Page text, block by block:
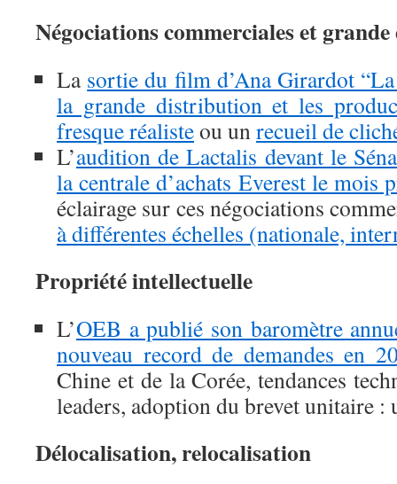
Négociations commerciales et
La sortie du film d’Ana Girardot
la grande distribution et les
fresque réalisteou unrecueil de
L’audition de Lactalis devant le
la centrale d’achats Everest le mois
éclairage sur ces négociations
à différentes échelles (nationale,
Propriété intellectuelle
L’OEB a publié son baromètre
nouveau record de demandes en
Chine et de la Corée, tendances
leaders, adoption du brevet unitaire :
Délocalisation, relocalisation